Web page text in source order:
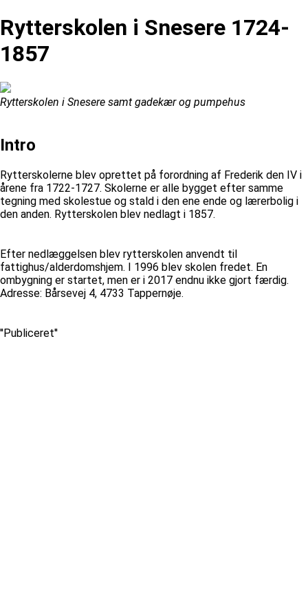
Rytterskolen i Snesere 1724-
1857
Rytterskolen i Snesere samt gadekær og pumpehus
Intro
Rytterskolerne blev oprettet på forordning af Frederik den IV i
årene fra 1722-1727. Skolerne er alle bygget efter samme
tegning med skolestue og stald i den ene ende og lærerbolig i
den anden. Rytterskolen blev nedlagt i 1857.
Efter nedlæggelsen blev rytterskolen anvendt til
fattighus/alderdomshjem. I 1996 blev skolen fredet. En
ombygning er startet, men er i 2017 endnu ikke gjort færdig.
Adresse: Bårsevej 4, 4733 Tappernøje.
''Publiceret''